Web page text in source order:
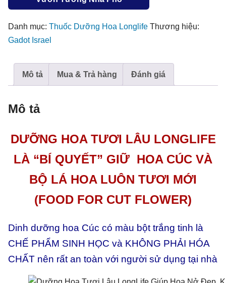
Giúp
Hoa
Nở
Không
số
Danh mục: Thuốc Dưỡng Hoa Longlife Thương hiệu:
Gadot Israel
Mô tả Mua & Trả hàng Đánh giá
Mô tả
DƯỠNG HOA TƯƠI LÂU LONGLIFE
LÀ “BÍ QUYẾT” GIỮ HOA CÚC VÀ
BỘ LÁ HOA LUÔN TƯƠI MỚI
(FOOD FOR CUT FLOWER)
Dinh dưỡng hoa Cúc có màu bột trắng tinh là
CHẾ PHẨM SINH HỌC và KHÔNG PHẢI HÓA
CHẤT nên rất an toàn với người sử dụng tại nhà